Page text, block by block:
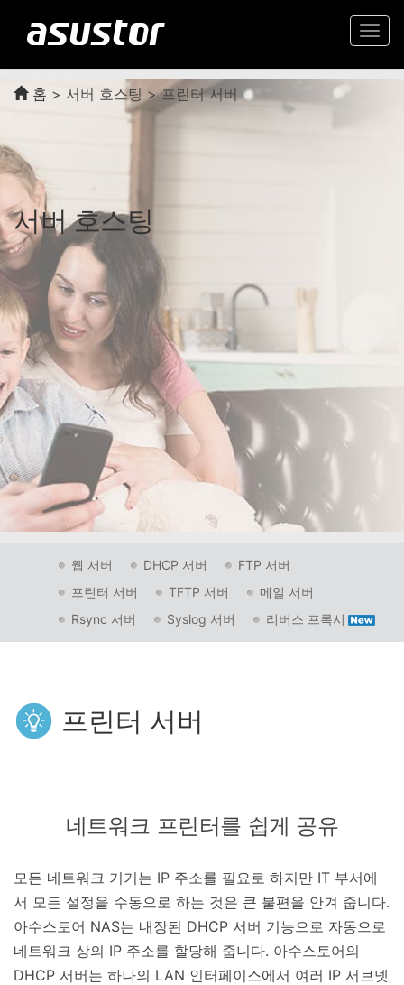
홈 > 서버 호스팅 > 프린터 서버
서버 호스팅
웹 서버 DHCP 서버
FTP 서버
프린터 서버
TFTP 서버
메일 서버
Rsync 서버
Syslog 서버 리버스 프록시
프린터 서버
네트워크 프린터를 쉽게 공유
모든 네트워크 기기는 IP 주소를 필요로 하지만 IT 부서에
서 모든 설정을 수동으로 하는 것은 큰 불편을 안겨 줍니다.
아수스토어 NAS는 내장된 DHCP 서버 기능으로 자동으로
네트워크 상의 IP 주소를 할당해 줍니다. 아수스토어의
DHCP 서버는 하나의 LAN 인터페이스에서 여러 IP 서브넷